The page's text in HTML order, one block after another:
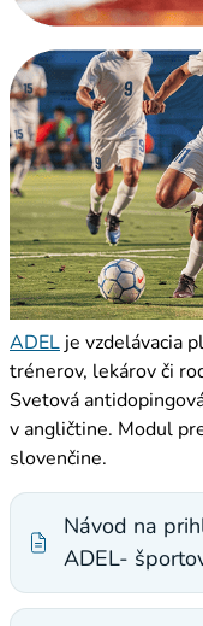
ADEL je vzdelávacia
trénerov, lekárov či
Svetová
v angličtine. Modul
slovenčine.
Návod na
ADEL-